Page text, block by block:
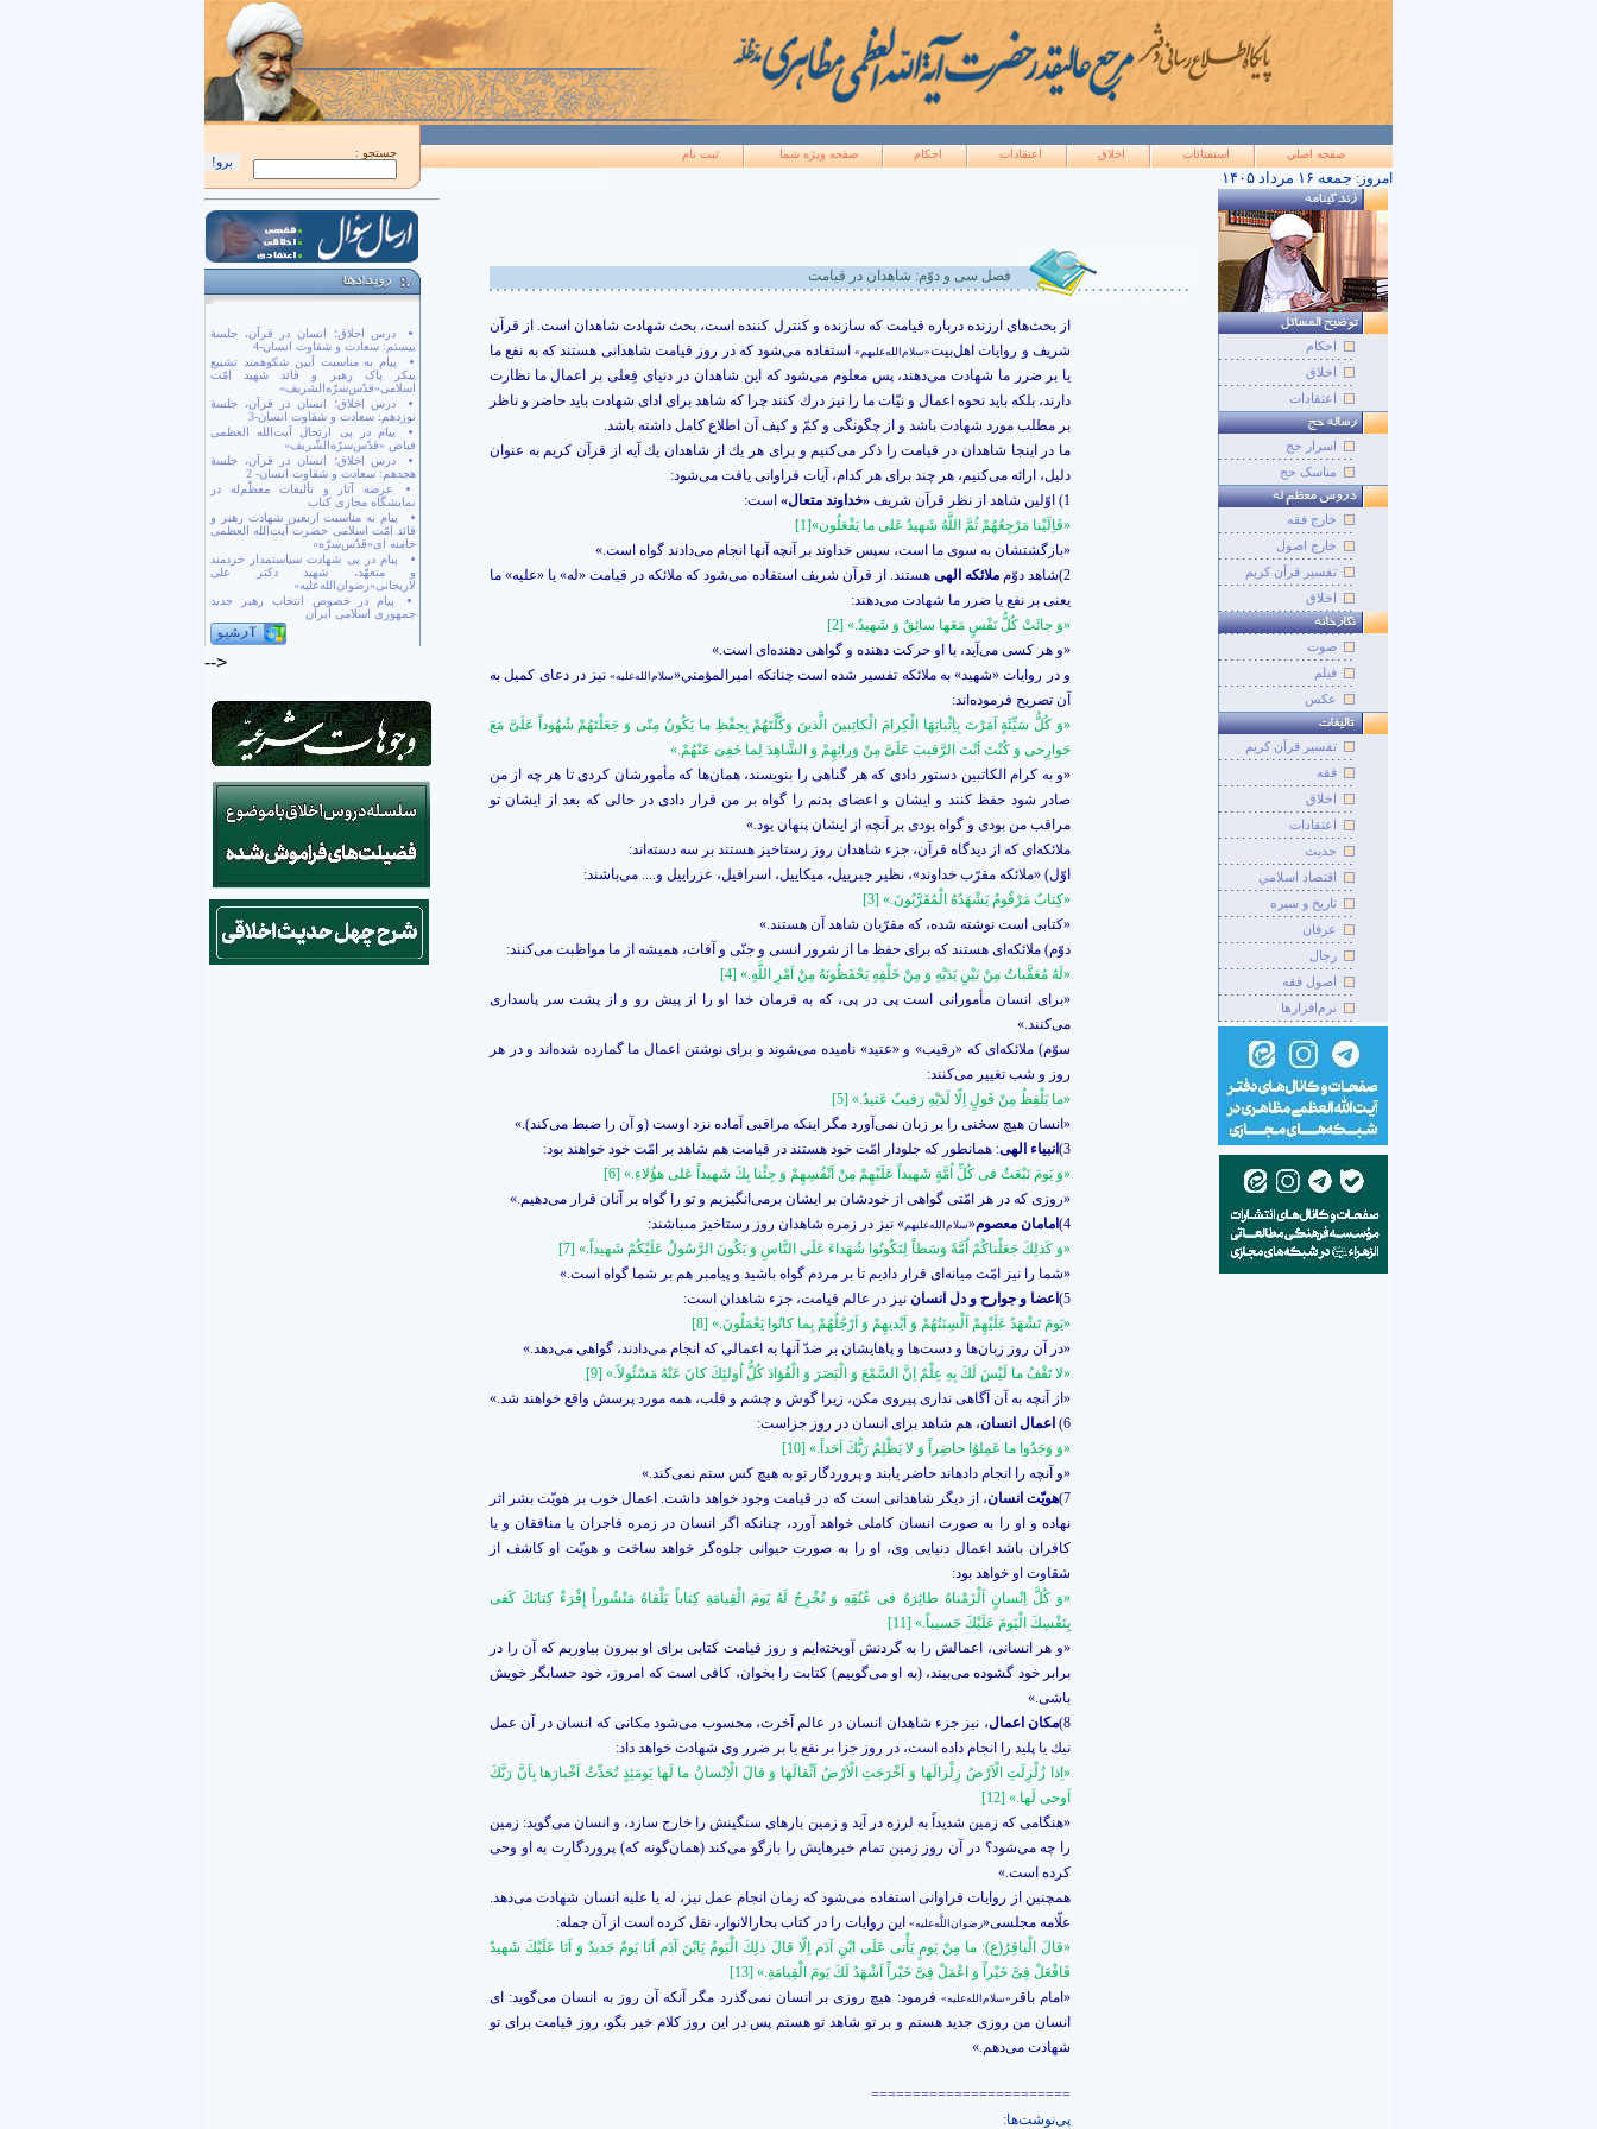
جستجو : صفحه اصلي استفتائات اخلاق اعتقادات احکام صفحه ويژه شما ثبت نام
امروز: ۱۴۰۵ جمعه ۱۶ مرداد
درس اخلاق؛ انسان در قرآن، جلسۀ
بیستم: سعادت و شقاوت انسان-4
پیام به مناسبت آیین شکوهمند تشییع
پیکر پاک رهبر و قائد شهید امّت
اسلامی«قدّس‌سرّه‌الشریف»
درس اخلاق؛ انسان در قرآن، جلسۀ
نوزدهم: سعادت و شقاوت انسان-3
پیام در پی ارتحال آیت‌الله العظمی
فیاض «قدّس‌سرّه‌الشّریف»
درس اخلاق؛ انسان در قرآن، جلسۀ
هجدهم: سعادت و شقاوت انسان- 2
عرضه آثار و تألیفات معظّم‌له در
نمایشگاه مجازی کتاب
پیام به مناسبت اربعین شهادت رهبر و
قائد امّت اسلامی حضرت آیت‌الله العظمی
خامنه ای«قدّس‌سرّه»
پیام در پی شهادت سیاستمدار خردمند
و متعهّد، شهید دکتر علی
لاریجانی«رضوان‌الله‌علیه»
پیام در خصوص انتخاب رهبر جدید
جمهوری اسلامی ایران
-->
فصل سى و دوّم: شاهدان در قيامت
از بحث‌هاى ارزنده درباره قيامت كه سازنده و كنترل كننده است، بحث شهادت شاهدان است. از قرآن
شريف و روايات اهل‌بيت«سلام‌الله‌علیهم»
استفاده مى‏‌شود كه در روز قيامت شاهدانى هستند كه به نفع ما
يا بر ضرر ما شهادت مى‌‏دهند، پس معلوم مى‏‌شود كه اين شاهدان در دنياى فِعلى بر اعمال ما نظارت
دارند، بلكه بايد نحوه اعمال و نيّات ما را نيز درك كنند چرا كه شاهد براى اداى شهادت بايد حاضر و ناظر
بر مطلب مورد شهادت باشد و از چگونگى و كمّ و كيف آن اطلاع كامل داشته باشد.
ما در اينجا شاهدان در قيامت را ذكر مى‌‏كنيم و براى هر يك از شاهدان يك آيه از قرآن كريم به عنوان
دليل، ارائه مى‌‏كنيم، هر چند براى هر كدام، آيات فراوانى يافت مى‏‌شود:
1) اوّلين شاهد از نظر قرآن شريف
«خداوند متعال» است:
«فَاِلَيْنا مَرْجِعُهُمْ ثُمَّ اللَّهُ شَهيدٌ عَلى ما يَفْعَلُون»[1]
«بازگشتشان به سوى ما است، سپس خداوند بر آنچه آنها انجام مى‌‏دادند گواه است.»
2)شاهد دوّم
ملائكه الهى هستند. از قرآن شريف استفاده مى‌‏شود كه ملائكه در قيامت «له» يا «عليه» ما
يعنى بر نفع يا ضرر ما شهادت مى‌‏دهند:
«وَ جائَتْ كُلُّ نَفْسٍ مَعَها سائِقٌ وَ شَهيدٌ.» [2]
«و هر كسى مى‌‏آيد، با او حركت دهنده و گواهى دهنده‏‌اى است.»
و در روايات «شهيد» به ملائكه تفسير شده است چنانكه اميرالمؤمني«سلام‌الله‌علیه»نيز در دعاى كميل به
آن تصريح فرموده‌‏اند:
«وَ كُلُّ سَيِّئَةٍ اَمَرْتَ بِاِثْباتِهَا الْكِرامَ الْكاتِبينَ الَّذينَ وَكَّلْتَهُمْ بِحِفْظِ ما يَكُونُ مِنّى وَ جَعَلْتَهُمْ شُهُوداً عَلَىَّ مَعَ
جَوارِحى وَ كُنْتَ اَنْتَ الرَّقيبَ عَلَىَّ مِنْ وَرائِهِمْ وَ الشَّاهِدَ لِما خَفِىَ عَنْهُمْ.»
»و به كرام الكاتبين دستور دادى كه هر گناهى را بنويسند، همان‌ها كه مأمورشان كردى تا هر چه از من
صادر شود حفظ كنند و ايشان و اعضاى بدنم را گواه بر من قرار دادى در حالى كه بعد از ايشان تو
مراقب من بودى و گواه بودى بر آنچه از ايشان پنهان بود.»
ملائكه‌‏اى كه از ديدگاه قرآن، جزء شاهدان روز رستاخيز هستند بر سه دسته‌‏اند:
اوّل) «ملائكه مقرّب خداوند»، نظير جبرييل، ميكاييل، اسرافيل، عزراييل و.... مى‌‏باشند:
»كِتابٌ مَرْقُومٌ يَشْهَدُهُ الْمُقَرَّبُونَ.» [3]
»كتابى است نوشته شده، كه مقرّبان شاهد آن هستند.»
دوّم) ملائكه‏‌اى هستند كه براى حفظ ما از شرور انسى و جنّى و آفات، هميشه از ما مواظبت مى‌‏كنند:
»لَهُ مُعَقَّباتٌ مِنْ بَيْنِ يَدَيْهِ وَ مِنْ خَلْفِهِ يَحْفَظُونَهُ مِنْ اَمْرِ اللَّهِ.» [4]
»براى انسان مأمورانى است پى در پى، كه به فرمان خدا او را از پيش رو و از پشت سر پاسدارى
مى‌‏كنند.»
سوّم) ملائكه‌‌‏اى كه «رقيب» و «عتيد» ناميده مى‌‏شوند و براى نوشتن اعمال ما گمارده شده‌‏اند و در هر
روز و شب تغيير مى‌‏كنند:
»ما يَلْفِظُ مِنْ قَولٍ اِلّا لَدَيْهِ رَقيبٌ عَتيدٌ.» [5]
» انسان هيچ سخنى را بر زبان نمى‌‏آورد مگر اينكه مراقبى آماده نزد اوست (و آن را ضبط مى‌‏كند).»
3) انبياء الهى: همانطور كه جلو‌دار امّت خود هستند در قيامت هم شاهد بر امّت خود خواهند بود:
»وَ يَومَ نَبْعَثُ فى كُلِّ اُمَّةٍ شَهيداً عَلَيْهِمْ مِنْ اَنْفُسِهِمْ وَ جِئْنا بِكَ شَهيداً عَلى هؤُلاءِ.» [6]
»روزى كه در هر امّتى گواهى از خودشان بر ايشان برمى‌‏انگيزيم و تو را گواه بر آنان قرار مى‌‏دهيم.»
4) امامان معصوم«سلام‌الله‌علیهم» نيز در زمره شاهدان روز رستاخيز مى‏باشند:
»وَ كَذلِكَ جَعَلْناكُمْ اُمَّةً وَسَطاً لِتَكُونُوا شُهَداءَ عَلَى النَّاسِ وَ يَكُونَ الرَّسُولُ عَلَيْكُمْ شَهيداً.» [7]
»شما را نيز امّت ميانه‌‏اى قرار داديم تا بر مردم گواه باشيد و پيامبر هم بر شما گواه است.»
5) اعضا و جوارح و دل انسان نيز در عالم قيامت، جزء شاهدان است:
»يَومَ تَشْهَدُ عَلَيْهِمْ اَلْسِنَتُهُمْ وَ اَيْديهِمْ وَ اَرْجُلُهُمْ بِما كانُوا يَعْمَلُونَ.» [8]
»در آن روز زبان‌‌ها و دست‌‌ها و پاهايشان بر ضدّ آنها به اعمالى كه انجام مى‌‏دادند، گواهى مى‌‏دهد.»
»لا تَقْفُ ما لَيْسَ لَكَ بِهِ عِلْمٌ اِنَّ السَّمْعَ وَ الْبَصَرَ وَ الْفُؤادَ كُلُّ اُولئِكَ كانَ عَنْهُ مَسْئُولاً.» [9]
» از آنچه به آن آگاهى ندارى پيروى مكن، زيرا گوش و چشم و قلب، همه مورد پرسش واقع خواهند شد.»
6)
اعمال انسان، هم شاهد براى انسان در روز جزاست:
»وَ وَجَدُوا ما عَمِلوُا حاضِراً وَ لا يَظْلِمُ رَبُّكَ اَحَداً.» [10]
»و آنچه را انجام داده‏اند حاضر يابند و پروردگار تو به هيچ كس ستم نمى‌‏كند.»
7) هويّت انسان، از ديگر شاهدانى است كه در قيامت وجود خواهد داشت. اعمال خوب بر هويّت بشر اثر
نهاده و او را به صورت انسان كاملى خواهد آورد، چنانكه اگر انسان در زمره فاجران يا منافقان و يا
كافران باشد اعمال دنيايى وى، او را به صورت ‏حيوانى‏ جلوه‏‌گر خواهد ساخت و هويّت او كاشف از
شقاوت او خواهد بود:
»وَ كُلَّ اِنْسانٍ اَلْزَمْناهُ طائِرَهُ فى عُنُقِهِ وَ نُخْرِجُ لَهُ يَومَ الْقِيامَةِ كِتاباً يَلْقاهُ مَنْشُوراً إِقْرَءْ كِتابَكَ كَفى
بِنَفْسِكَ الْيَومَ عَلَيْكَ حَسيباً.» [11]
»و هر انسانى، اعمالش را به گردنش آويخته‌‏ايم و روز قيامت كتابى براى او بيرون بياوريم كه آن را در
برابر خود گشوده مى‌‏بيند، (به او مى‏‌گوييم) كتابت را بخوان، كافى است كه امروز، خود حسابگر خويش
باشى.»
8) مكان اعمال، نيز جزء شاهدان انسان در عالم آخرت، محسوب مى‌‏شود مكانى كه انسان در آن عمل
نيك يا پليد را انجام داده است، در روز جزا بر نفع يا بر ضرر وى شهادت خواهد داد:
» اِذا زُلْزِلَتِ الْاَرْضُ زِلْزالَها وَ اَخْرَجَتِ الْاَرْضُ اَثْقالَها وَ قالَ الْاِنْسانُ ما لَها يَومَئِذٍ تُحَدِّثُ اَخْبارَها بِاَنَّ رَبَّكَ
اَوحى لَها.» [12]
»هنگامى كه زمين شديداً به لرزه در آيد و زمين بارهاى سنگينش را خارج سازد، و انسان مى‌‏گويد: زمين
را چه مى‌‏شود؟ در آن روز زمين تمام خبرهايش را بازگو مى‌‏كند (همان‌گونه كه) پروردگارت به او وحى
كرده است.»
همچنين از روايات فراوانى استفاده مى‌‏شود كه زمان انجام عمل نيز، له يا عليه انسان شهادت مى‌‏دهد.
علّامه مجلسى«رضوان‌اللَّه‌عليه» اين روايات را در كتاب بحارالانوار، نقل كرده است از آن جمله:
»قالَ الْباقِرُ(ع): ما مِنْ يَومٍ يَأْتى عَلَى ابْنِ آدَم اِلّا قالَ ذلِكَ الْيَومُ يَابْنَ آدَم اَنَا يَومٌ جَديدٌ وَ اَنَا عَلَيْكَ شَهيدٌ
فَافْعَلْ فِىَّ خَيْراً وَ اعْمَلْ فِىَّ خَيْراً اَشْهَدُ لَكَ يَومَ الْقِيامَةِ.» [13]
»امام باقر «سلام‌الله‌علیه» فرمود: هيچ روزى بر انسان نمى‌‏گذرد مگر آنكه آن روز به انسان مى‏‌گويد: اى
انسان من روزى جديد هستم و بر تو شاهد تو هستم پس در اين روز كلام خير بگو، روز قيامت براى تو
شهادت مى‏‌دهم.»
========================
پی‌نوشت‌ها:
احکام
اخلاق
اعتقادات
اسرار حج
مناسک حج
خارج فقه
خارج اصول
تفسیر قرآن کریم
اخلاق
صوت
فيلم
عکس
تفسير قرآن کريم
فقه
اخلاق
اعتقادات
حديث
اقتصاد اسلامي
تاريخ و سيره
عرفان
رجال
اصول فقه
نرم‌افزارها